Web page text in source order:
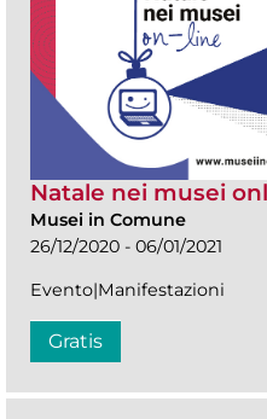
Natale nei musei
Musei in Comune
26/12/2020 - 06/01/2021
Evento|Manifestazioni
Gratis